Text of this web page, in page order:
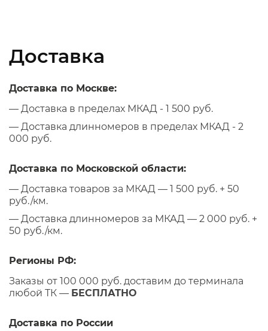
Доставка
Доставка по Москве:
— Доставка в пределах МКАД - 1 500 руб.
— Доставка длинномеров в пределах МКАД - 2
000 руб.
Доставка по Московской области:
— Доставка товаров за МКАД — 1 500 руб. + 50
руб./км.
— Доставка длинномеров за МКАД — 2 000 руб. +
50 руб./км.
Регионы РФ:
Заказы от 100 000 руб. доставим до терминала
любой ТК — БЕСПЛАТНО
Доставка по России